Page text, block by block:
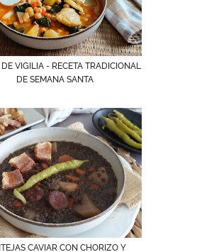
DE VIGILIA - RECETA TRADICIONAL
DE SEMANA SANTA
CAVIAR CON CHORIZO Y